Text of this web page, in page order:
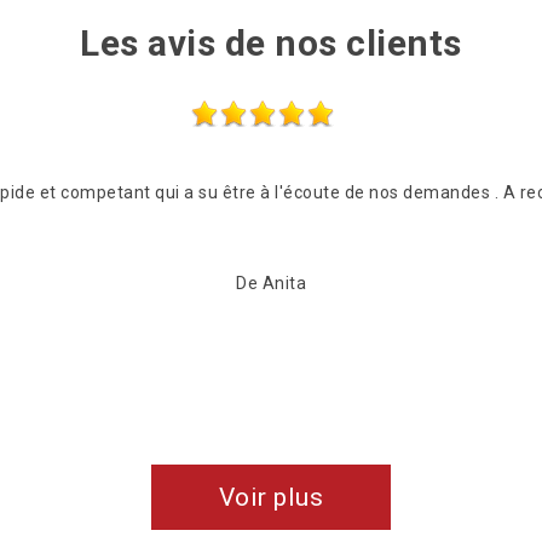
Les avis de nos clients
et competant qui a su être à l'écoute de nos demandes . A
De Anita
Voir plus